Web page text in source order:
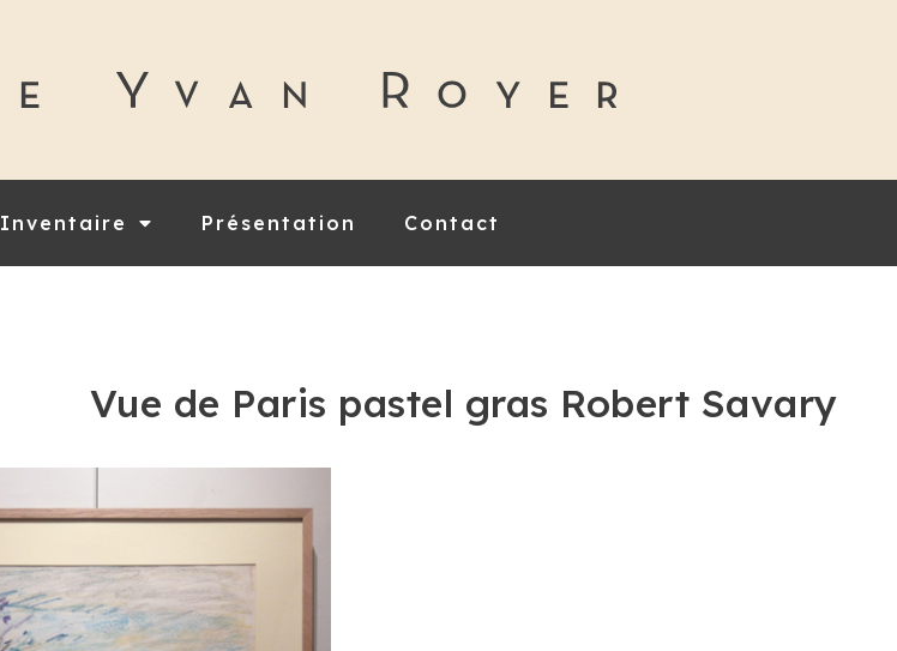
Inventaire Présentation Contact
Vue de Paris pastel gras Robert Savary